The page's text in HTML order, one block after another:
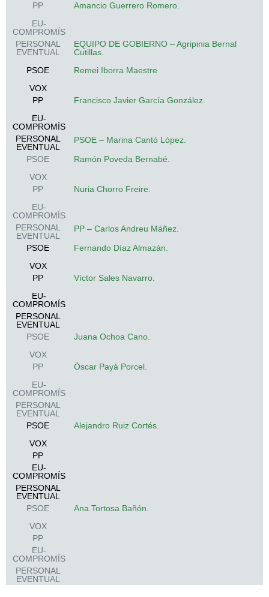
PP
Amancio Guerrero Romero.
EU-
COMPROMÍS
PERSONAL
EVENTUAL
EQUIPO DE GOBIERNO – Agripinia Bernal
Cutillas.
PSOE
Remei Iborra Maestre
VOX
PP
Francisco Javier García González.
EU-
COMPROMÍS
PERSONAL
EVENTUAL
PSOE – Marina Cantó López.
PSOE
Ramón Poveda Bernabé.
VOX
PP
Nuria Chorro Freire.
EU-
COMPROMÍS
PERSONAL
EVENTUAL
PP – Carlos Andreu Máñez.
PSOE
Fernando Díaz Almazán.
VOX
PP
Víctor Sales Navarro.
EU-
COMPROMÍS
PERSONAL
EVENTUAL
PSOE
Juana Ochoa Cano.
VOX
PP
Óscar Payá Porcel.
EU-
COMPROMÍS
PERSONAL
EVENTUAL
PSOE
Alejandro Ruiz Cortés.
VOX
PP
EU-
COMPROMÍS
PERSONAL
EVENTUAL
PSOE
Ana Tortosa Bañón.
VOX
PP
EU-
COMPROMÍS
PERSONAL
EVENTUAL